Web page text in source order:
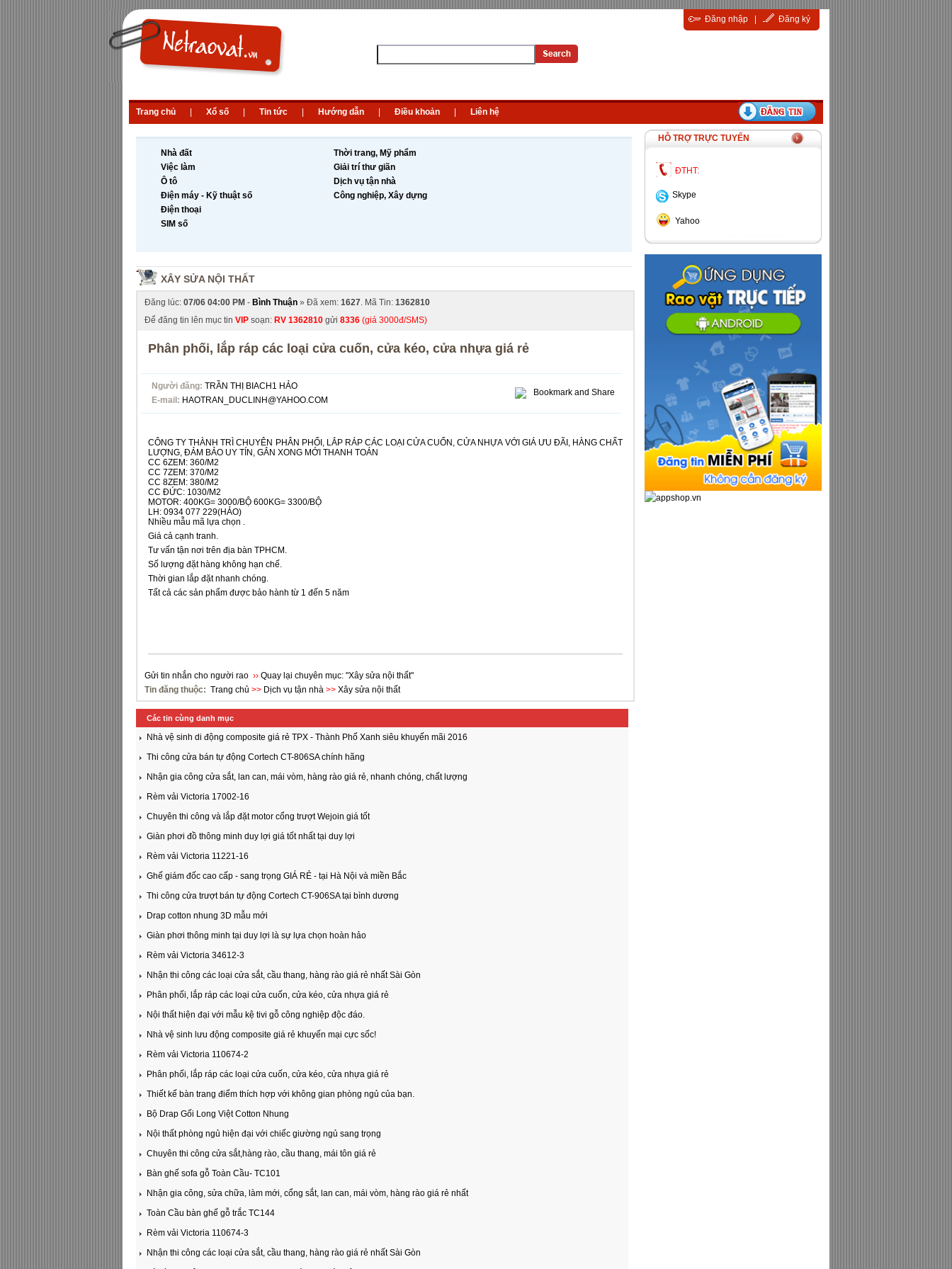
Đăng nhập Đăng ký
Trang chủ Xổ số Tin tức Hướng dẫn Điều khoản Liên hệ
Nhà đất
Việc làm
Ô tô
Điện máy - Kỹ thuật số
Điện thoại
SIM số
Thời trang, Mỹ phẩm
Giải trí thư giãn
Dịch vụ tận nhà
Công nghiệp, Xây dựng
XÂY SỬA NỘI THẤT
Đăng lúc: 07/06 04:00 PM - Bình Thuận » Đã xem: 1627. Mã Tin: 1362810
Để đăng tin lên mục tin VIP soạn: RV 1362810 gửi 8336 (giá 3000đ/SMS)
Phân phối, lắp ráp các loại cửa cuốn, cửa kéo, cửa nhựa giá rẻ
Người đăng: TRẦN THỊ BIACH1 HẢO
E-mail: HAOTRAN_DUCLINH@YAHOO.COM
CÔNG TY THÀNH TRÌ CHUYÊN PHÂN PHỐI, LẮP RÁP CÁC LOẠI CỬA CUỐN, CỬA NHỰA VỚI GIÁ ƯU ĐÃI, HÀNG CHẤT
LƯỢNG, ĐẢM BẢO UY TÍN, GẮN XONG MỚI THANH TOÁN
CC 6ZEM: 360/M2
CC 7ZEM: 370/M2
CC 8ZEM: 380/M2
CC ĐỨC: 1030/M2
MOTOR: 400KG= 3000/BỘ 600KG= 3300/BỘ
LH: 0934 077 229(HẢO)
Nhiều mẫu mã lựa chọn .
Giá cả cạnh tranh.
Tư vấn tận nơi trên địa bàn TPHCM.
Số lượng đặt hàng không hạn chế.
Thời gian lắp đặt nhanh chóng.
Tất cả các sản phẩm được bảo hành từ 1 đến 5 năm
Gửi tin nhắn cho người rao ›› Quay lại chuyên mục: "Xây sửa nội thất"
Tin đăng thuộc: Trang chủ >> Dịch vụ tận nhà >> Xây sửa nội thất
Các tin cùng danh mục
Nhà vệ sinh di động composite giá rẻ TPX - Thành Phố Xanh siêu khuyến mãi 2016
Thi công cửa bán tự động Cortech CT-806SA chính hãng
Nhận gia công cửa sắt, lan can, mái vòm, hàng rào giá rẻ, nhanh chóng, chất lượng
Rèm vải Victoria 17002-16
Chuyên thi công và lắp đặt motor cổng trượt Wejoin giá tốt
Giàn phơi đồ thông minh duy lợi giá tốt nhất tại duy lợi
Rèm vải Victoria 11221-16
Ghế giám đốc cao cấp - sang trọng GIÁ RẺ - tại Hà Nội và miền Bắc
Thi công cửa trượt bán tự động Cortech CT-906SA tại bình dương
Drap cotton nhung 3D mẫu mới
Giàn phơi thông minh tại duy lợi là sự lựa chọn hoàn hảo
Rèm vải Victoria 34612-3
Nhận thi công các loại cửa sắt, cầu thang, hàng rào giá rẻ nhất Sài Gòn
Phân phối, lắp ráp các loại cửa cuốn, cửa kéo, cửa nhựa giá rẻ
Nội thất hiện đại với mẫu kệ tivi gỗ công nghiệp độc đáo.
Nhà vệ sinh lưu động composite giá rẻ khuyến mại cực sốc!
Rèm vải Victoria 110674-2
Phân phối, lắp ráp các loại cửa cuốn, cửa kéo, cửa nhựa giá rẻ
Thiết kế bàn trang điểm thích hợp với không gian phòng ngủ của bạn.
Bộ Drap Gối Long Việt Cotton Nhung
Nội thất phòng ngủ hiện đại với chiếc giường ngủ sang trọng
Chuyên thi công cửa sắt,hàng rào, cầu thang, mái tôn giá rẻ
Bàn ghế sofa gỗ Toàn Cầu- TC101
Nhận gia công, sửa chữa, làm mới, cổng sắt, lan can, mái vòm, hàng rào giá rẻ nhất
Toàn Cầu bàn ghế gỗ trắc TC144
Rèm vải Victoria 110674-3
Nhận thi công các loại cửa sắt, cầu thang, hàng rào giá rẻ nhất Sài Gòn
HỖ TRỢ TRỰC TUYẾN
ĐTHT:
Skype
Yahoo